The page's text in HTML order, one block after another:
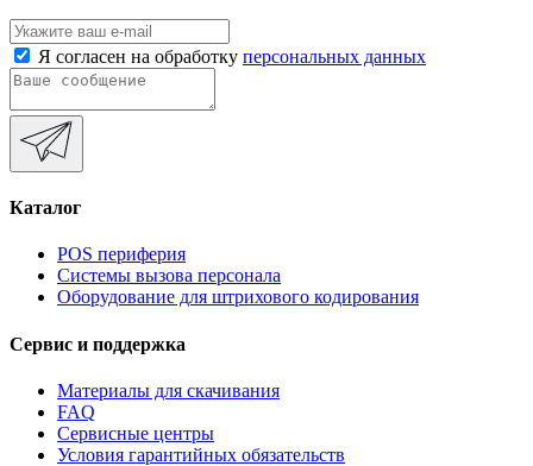
Я согласен на обработку персональных данных
Каталог
POS периферия
Системы вызова персонала
Оборудование для штрихового кодирования
Сервис и поддержка
Материалы для скачивания
FAQ
Сервисные центры
Условия гарантийных обязательств